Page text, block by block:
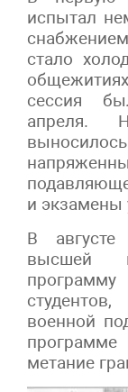
испытал
стало
сессия
апреля.
и экзамены
В
высшей
военной
метание